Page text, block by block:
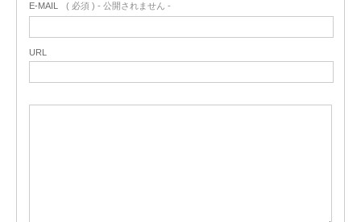
E-MAIL ( 必須 ) - 公開されません -
URL